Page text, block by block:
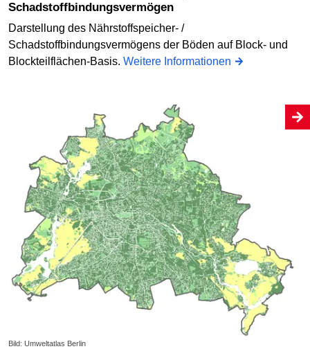
Schadstoffbindungsvermögen
Darstellung des Nährstoffspeicher- /
Schadstoffbindungsvermögens der Böden auf Block- und
Blockteilflächen-Basis. Weitere Informationen
Bild: Umweltatlas Berlin